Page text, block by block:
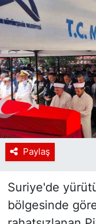
Paylaş
Suriye'de
bölgesinde
Siyaset
YEREL
Haberde
Tanıtım